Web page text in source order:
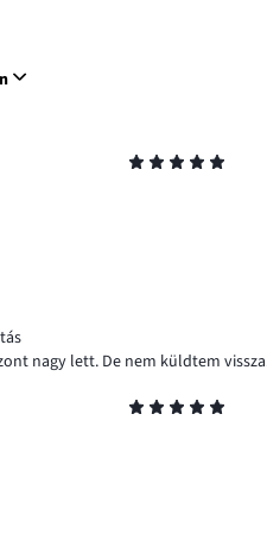
nagy lett. De nem küldtem